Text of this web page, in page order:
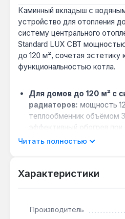
Каминный вкладыш с
устройство для отопления
систему центрального
Standard LUX СВТ
до 120 м², сочетая эстетику
функциональностью котла.
Для домов до 120 м² с
радиаторов: мощность
теплообменник объёмом
эффективный обогрев при
возможностью
если нужен не только
по всему дому.
Читать полностью
Характеристики
Производитель